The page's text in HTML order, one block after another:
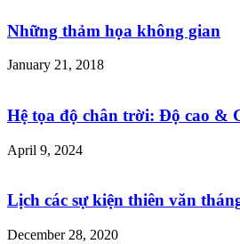
Những thảm họa không gian
January 21, 2018
Hệ tọa độ chân trời: Độ cao &
April 9, 2024
Lịch các sự kiện thiên văn
December 28, 2020